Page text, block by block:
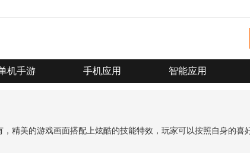
机手游 手机应用 智能应用
精美的游戏画面搭配上炫酷的技能特效，玩家可以按照自身的